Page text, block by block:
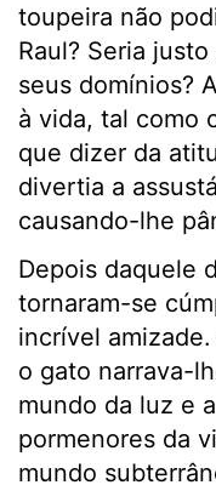
toupeira não
Raul? Seria
seus domínios?
à vida, tal como
que dizer da
divertia a
causando-lhe
Depois daquele
tornaram-se
incrível
o gato narrava-
mundo da luz e
pormenores da
mundo